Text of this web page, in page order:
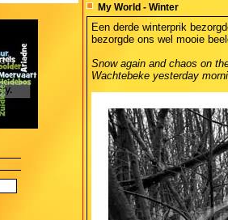
My World - Winter
Een derde winterprik
bezorgde ons wel mooie
Snow again and chaos on
Wachtebeke yesterday